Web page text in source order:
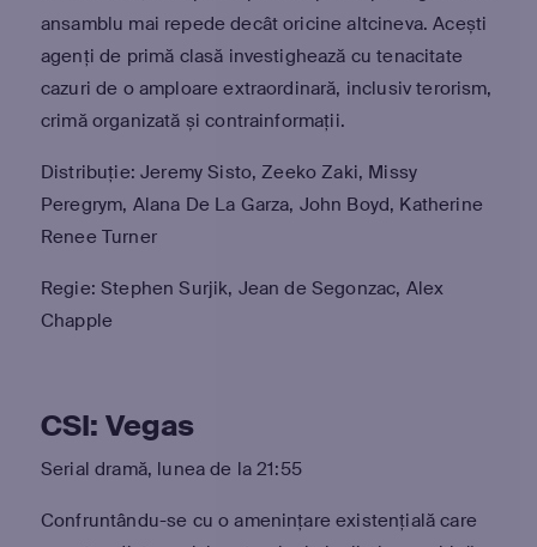
ansamblu mai repede decât oricine altcineva. Acești
agenți de primă clasă investighează cu tenacitate
cazuri de o amploare extraordinară, inclusiv terorism,
crimă organizată și contrainformații.
Distribuție: Jeremy Sisto, Zeeko Zaki, Missy
Peregrym, Alana De La Garza, John Boyd, Katherine
Renee Turner
Regie: Stephen Surjik, Jean de Segonzac, Alex
Chapple
CSI: Vegas
Serial dramă, lunea de la 21:55
Confruntându-se cu o amenințare existențială care